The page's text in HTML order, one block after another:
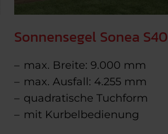
Sonnensegel Sonea S40
max. Breite: 9.000 mm
max. Ausfall: 4.255 mm
quadratische Tuchform
mit Kurbelbedienung